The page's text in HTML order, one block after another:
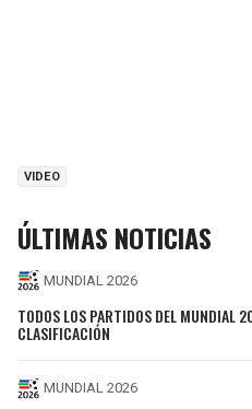
VIDEO
ÚLTIMAS NOTICIAS
MUNDIAL 2026
TODOS LOS PARTIDOS DEL MUNDIAL
CLASIFICACIÓN
MUNDIAL 2026